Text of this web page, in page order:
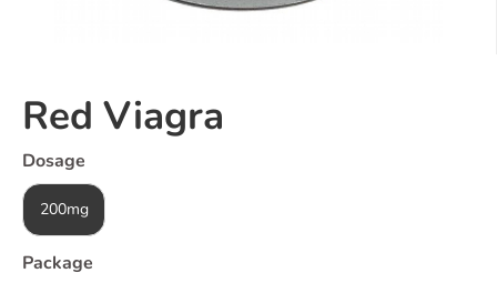
Red Viagra
Dosage
200mg
Package